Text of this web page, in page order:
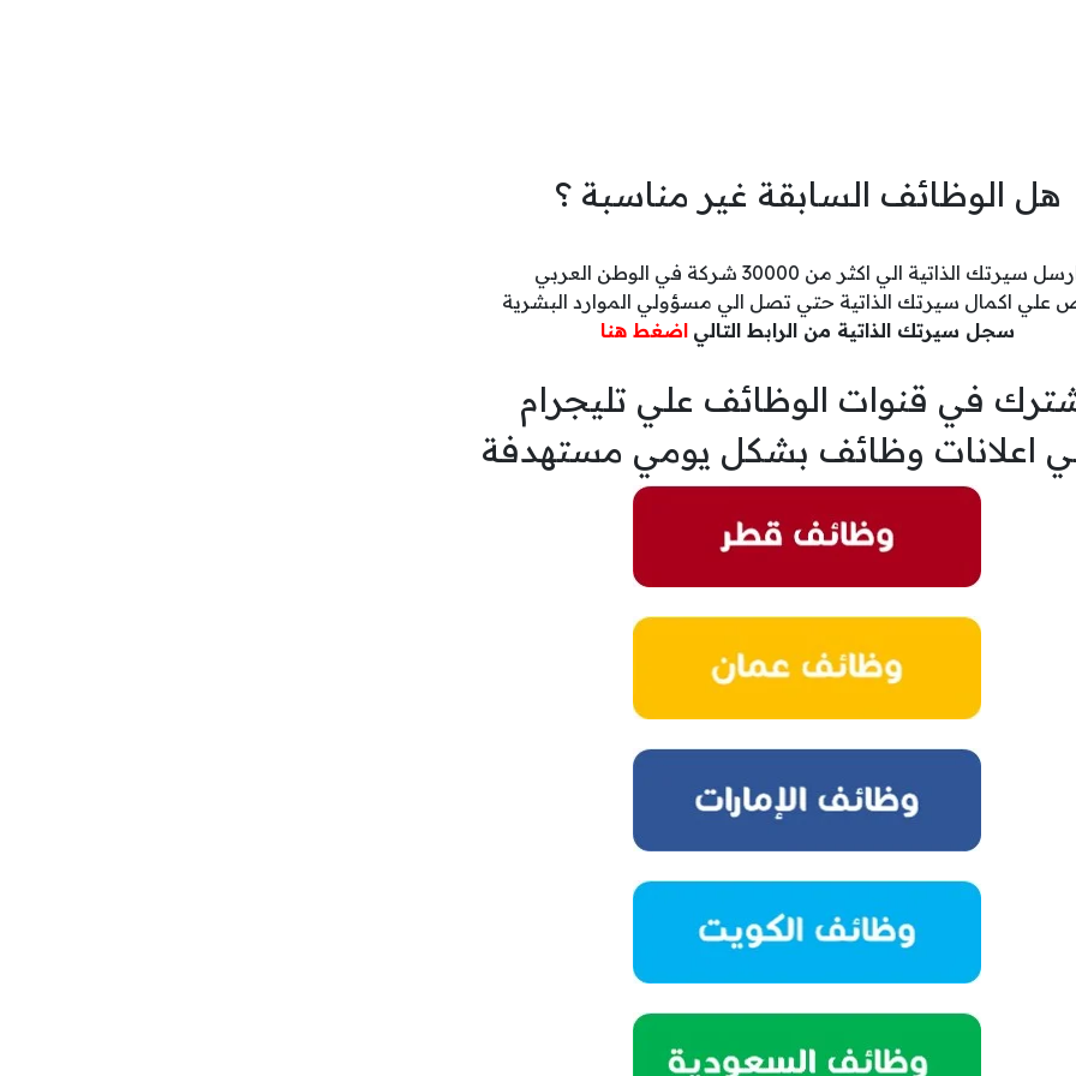
هل الوظائف السابقة غير مناسبة ؟
سيرتك الذاتية الي اكثر من 30000 شركة في الوطن العربي
علي اكمال سيرتك الذاتية حتي تصل الي مسؤولي الموارد البشرية
سجل سيرتك الذاتية من الرابط التالي اضغط هنا
في قنوات الوظائف علي تليجرام
اعلانات وظائف بشكل يومي مستهدفة